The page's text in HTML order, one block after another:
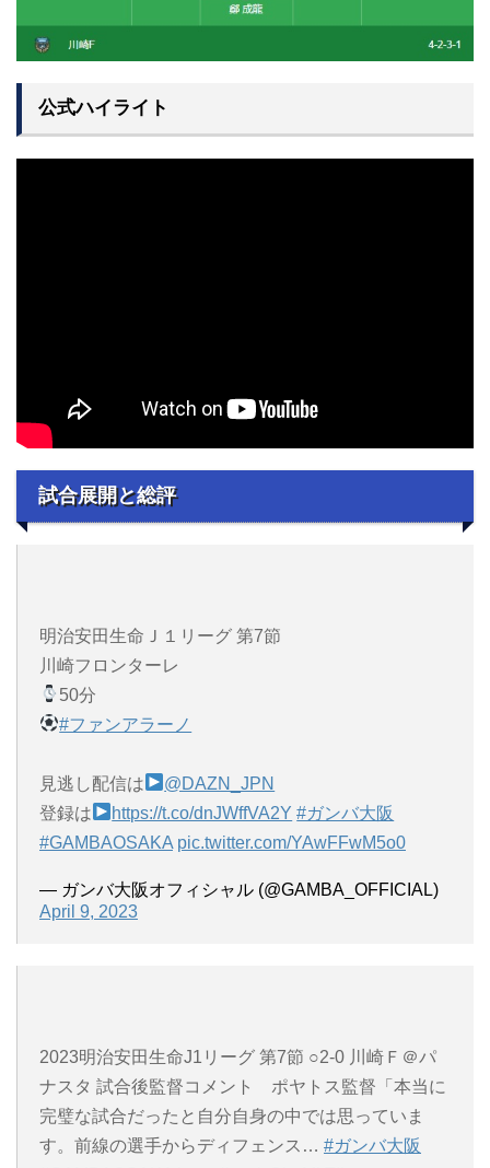
公式ハイライト
試合展開と総評
明治安田生命Ｊ１リーグ 第7節
川崎フロンターレ
50分
#ファンアラーノ
見逃し配信は
@DAZN_JPN
登録は
https://t.co/dnJWffVA2Y #ガンバ大阪
#GAMBAOSAKA pic.twitter.com/YAwFFwM5o0
— ガンバ大阪オフィシャル (@GAMBA_OFFICIAL)
April 9, 2023
2023明治安田生命J1リーグ 第7節 ○2-0 川崎Ｆ＠パ
ナスタ 試合後監督コメント ポヤトス監督「本当に
完璧な試合だったと自分自身の中では思っていま
す。前線の選手からディフェンス… #ガンバ大阪